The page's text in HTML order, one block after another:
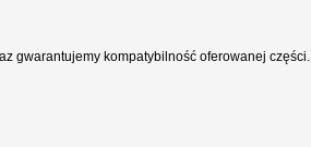
gwarantujemy kompatybilność oferowanej części.